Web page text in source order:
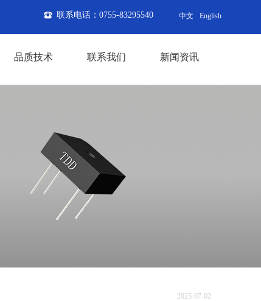
品质技术 联系我们 新闻资讯
中文 English
뀰 联系电话：0755-83295540
2025-07-02